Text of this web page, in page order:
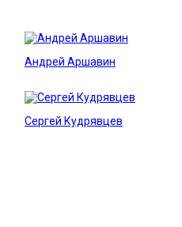
Андрей Аршавин
Сергей Кудрявцев